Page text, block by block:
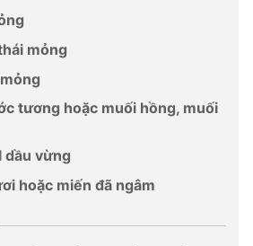
mỏng
tương hoặc muối hồng, muối
dầu vừng
hoặc miến đã ngâm